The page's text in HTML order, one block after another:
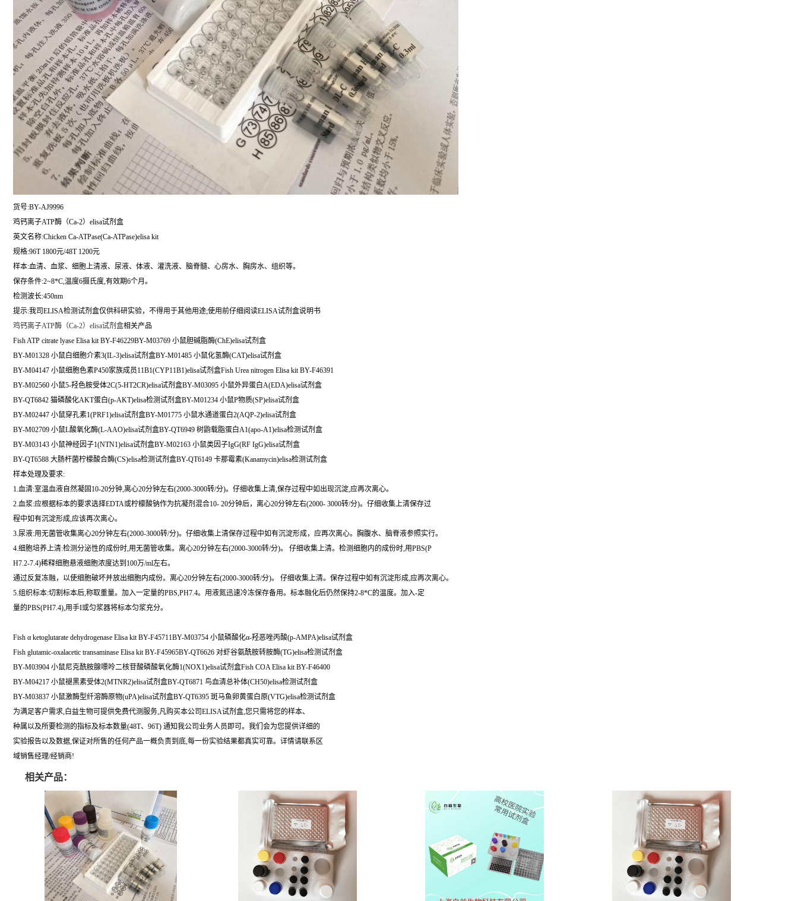
货号:BY-AJ9996
鸡钙离子ATP酶（Ca-2）elisa试剂盒
英文名称:Chicken Ca-ATPase(Ca-ATPase)elisa kit
规格:96T 1800元/48T 1200元
样本:血清、血浆、细胞上清液、尿液、体液、灌洗液、脑脊髓、心房水、胸房水、组织等。
保存条件:2~8*C,温度6摄氏度,有效期6个月。
检测波长:450nm
提示:我司ELISA检测试剂盒仅供科研实验，不得用于其他用途;使用前仔细阅读ELISA试剂盒说明书
鸡钙离子ATP酶（Ca-2）elisa试剂盒相关产品
Fish ATP citrate lyase Elisa kit BY-F46229BY-M03769 小鼠胆碱脂酶(ChE)elisa试剂盒
BY-M01328 小鼠白细胞介素3(IL-3)elisa试剂盒BY-M01485 小鼠化氢酶(CAT)elisa试剂盒
BY-M04147 小鼠细胞色素P450家族成员11B1(CYP11B1)elisa试剂盒Fish Urea nitrogen Elisa kit BY-F46391
BY-M02560 小鼠5-羟色胺受体2C(5-HT2CR)elisa试剂盒BY-M03095 小鼠外异蛋白A(EDA)elisa试剂盒
BY-QT6842 猫磷酸化AKT蛋白(p-AKT)elisa检测试剂盒BY-M01234 小鼠P物质(SP)elisa试剂盒
BY-M02447 小鼠穿孔素1(PRF1)elisa试剂盒BY-M01775 小鼠水通道蛋白2(AQP-2)elisa试剂盒
BY-M02709 小鼠L酸氧化酶(L-AAO)elisa试剂盒BY-QT6949 树鼩载脂蛋白A1(apo-A1)elisa检测试剂盒
BY-M03143 小鼠神经因子1(NTN1)elisa试剂盒BY-M02163 小鼠类因子IgG(RF IgG)elisa试剂盒
BY-QT6588 大肠杆菌柠檬酸合酶(CS)elisa检测试剂盒BY-QT6149 卡那霉素(Kanamycin)elisa检测试剂盒
样本处理及要求:
1.血清:室温血液自然凝固10-20分钟,离心20分钟左右(2000-3000转/分)。仔细收集上清,保存过程中如出现沉淀,应再次离心。
2.血浆:应根据标本的要求选择EDTA或柠檬酸钠作为抗凝剂混合10- 20分钟后，离心20分钟左右(2000- 3000转/分)。仔细收集上清保存过
程中如有沉淀形成,应该再次离心。
3.尿液:用无菌管收集离心20分钟左右(2000-3000转/分)。仔细收集上清保存过程中如有沉淀形成，应再次离心。胸腹水、脑脊液参照实行。
4.细胞培养上清:检测分泌性的成份时,用无菌管收集。离心20分钟左右(2000-3000转/分)。 仔细收集上清。检测细胞内的成份时,用PBS(P
H7.2-7.4)稀释细胞悬液细胞浓度达到100万/ml左右。
通过反复冻融，以使细胞破坏并放出细胞内成份。离心20分钟左右(2000-3000转/分)。 仔细收集上清。保存过程中如有沉淀形成,应再次离心。
5.组织标本:切割标本后,称取重量。加入一定量的PBS,PH7.4。用液氮迅速冷冻保存备用。标本融化后仍然保持2-8*C的温度。加入-定
量的PBS(PH7.4),用手I或匀浆器将标本匀浆充分。
Fish α ketoglutarate dehydrogenase Elisa kit BY-F45711BY-M03754 小鼠磷酸化α-羟恶唑丙酸(p-AMPA)elisa试剂盒
Fish glutamic-oxalacetic transaminase Elisa kit BY-F45965BY-QT6626 对虾谷氨酰胺转胺酶(TG)elisa检测试剂盒
BY-M03904 小鼠尼克酰胺腺嘌呤二核苷酸磷酸氧化酶1(NOX1)elisa试剂盒Fish COA Elisa kit BY-F46400
BY-M04217 小鼠褪黑素受体2(MTNR2)elisa试剂盒BY-QT6871 鸟血清总补体(CH50)elisa检测试剂盒
BY-M03837 小鼠激酶型纤溶酶原物(uPA)elisa试剂盒BY-QT6395 斑马鱼卵黄蛋白原(VTG)elisa检测试剂盒
为满足客户需求,白益生物可提供免费代测服务,凡购买本公司ELISA试剂盒,您只需将您的样本、
种属以及所要检测的指标及标本数量(48T、96T) 通知我公司业务人员即可。我们会为您提供详细的
实验报告以及数据,保证对所售的任何产品一概负责到底,每一份实验结果都真实可靠。详情请联系区
域销售经理/经销商!
相关产品：